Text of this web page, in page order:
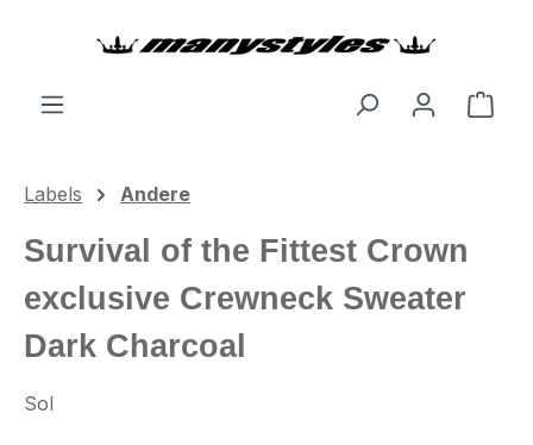
Labels Andere
Survival of the Fittest Crown
exclusive Crewneck Sweater
Dark Charcoal
Sol